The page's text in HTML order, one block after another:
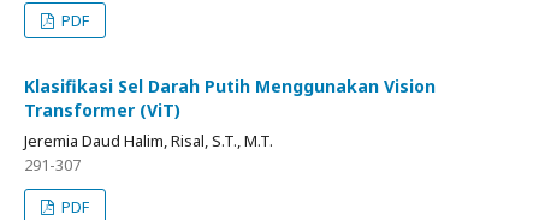
PDF
Klasifikasi Sel Darah Putih Menggunakan Vision
Transformer (ViT)
Jeremia Daud Halim, Risal, S.T., M.T.
291-307
PDF